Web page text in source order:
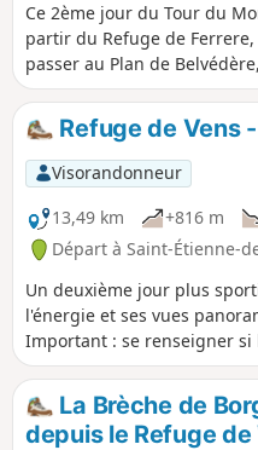
Ce 2ème jour du Tour du
partir du Refuge de
passer au Plan de
abri en tôle dominant la
Forneris et une fontaine.
également sous le Lac
Monte Peiron à 2796 m et la
di Garbe à 2749 m, pour
quelques lacets, au Col de
Vous prendrez alors la
Collet de Tortisse et du
fin de cette étape.
Refuge de Vens
Visorandonneur
13,49 km
+816 m
Départ à Saint-Étienne-
Un deuxième jour plus
l'énergie et ses vues
Important : se renseigner si
toujours en place auprès
déviation nécessite une
ne pas être sujet au vertige.
La Brèche de
depuis le Refuge de